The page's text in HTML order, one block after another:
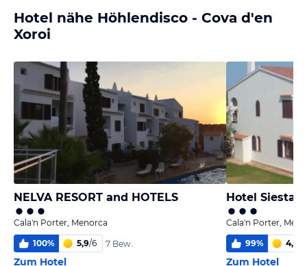
Hotel nähe Höhlendisco - Cova d'en
Xoroi
NELVA RESORT and HOTELS
Cala'n Porter, Menorca
100% 5,9/6 7 Bew.
Zum Hotel
Hotel Siesta
Cala'n Porter,
99% 4,0
Zum Hotel